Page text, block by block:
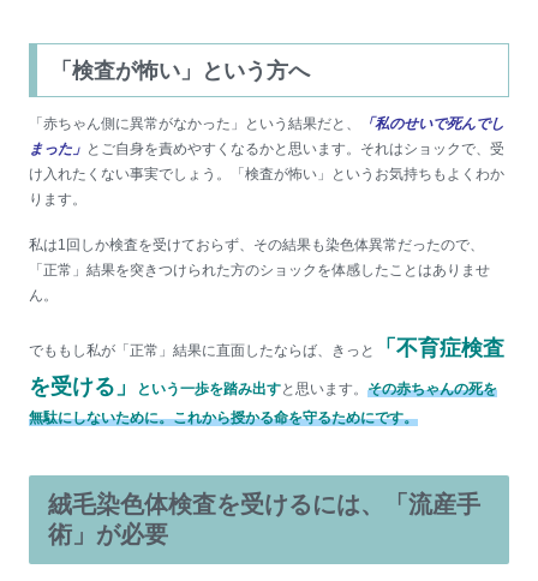
「検査が怖い」という方へ
「赤ちゃん側に異常がなかった」という結果だと、
「私のせいで死んでし
まった」 とご自身を責めやすくなるかと思います。それはショックで、受
け入れたくない事実でしょう。「検査が怖い」というお気持ちもよくわか
ります。
私は1回しか検査を受けておらず、その結果も染色体異常だったので、
「正常」結果を突きつけられた方のショックを体感したことはありませ
ん。
でももし私が「正常」結果に直面したならば、きっと
「不育症検査
を受ける」
という一歩を踏み出すと思います。 その赤ちゃんの死を
無駄にしないために。これから授かる命を守るためにです。
絨毛染色体検査を受けるには、「流産手
術」が必要